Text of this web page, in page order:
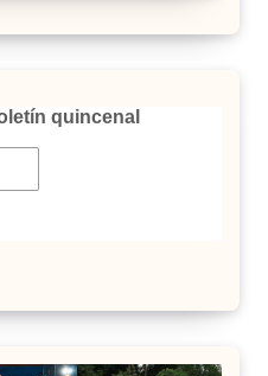
quincenal